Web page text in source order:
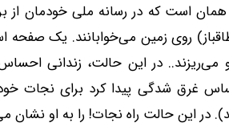
است که در رسانه ملی خودمان از
روی زمین می‌خوابانند. یک صفحه
روی او می‌ریزند.. در این حالت،
غرق شدگی پیدا کرد برای نجات
در این حالت راه نجات! را به او نشان